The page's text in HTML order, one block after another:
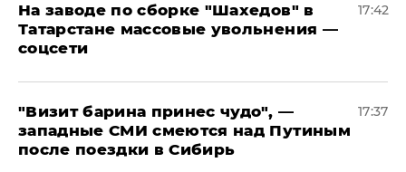
На заводе по сборке "Шахедов" в
Татарстане массовые увольнения —
соцсети
17:42
"Визит барина принес чудо", —
западные СМИ смеются над Путиным
после поездки в Сибирь
17:37